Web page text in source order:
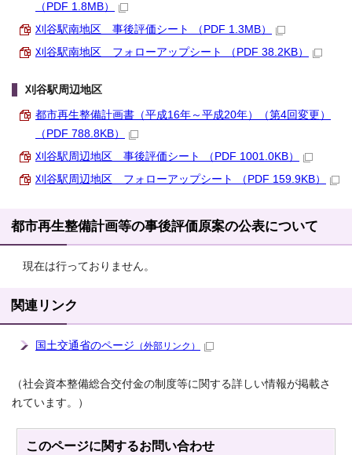
（PDF 1.8MB）
刈谷駅南地区 事後評価シート （PDF 1.3MB）
刈谷駅南地区 フォローアップシート （PDF 38.2KB）
刈谷駅周辺地区
都市再生整備計画書（平成16年～平成20年）（第4回変更）
（PDF 788.8KB）
刈谷駅周辺地区 事後評価シート （PDF 1001.0KB）
刈谷駅周辺地区 フォローアップシート （PDF 159.9KB）
都市再生整備計画等の事後評価原案の公表について
現在は行っておりません。
関連リンク
国土交通省のページ （外部リンク）
（社会資本整備総合交付金の制度等に関する詳しい情報が掲載さ
れています。）
このページに関するお問い合わせ